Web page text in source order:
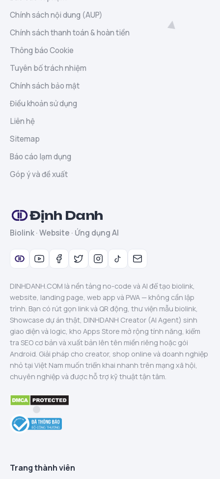
Chính sách nội dung (AUP)
Chính sách thanh toán & hoàn tiền
Thông báo Cookie
Tuyên bố trách nhiệm
Chính sách bảo mật
Điều khoản sử dụng
Liên hệ
Sitemap
Báo cáo lạm dụng
Góp ý và đề xuất
Định Danh
Biolink · Website · Ứng dụng AI
DINHDANH.COM là nền tảng no-code và AI để tạo biolink,
website, landing page, web app và PWA — không cần lập
trình. Bạn có rút gọn link và QR động, thư viện mẫu biolink,
Showcase dự án thật, DINHDANH Creator (AI Agent) sinh
giao diện và logic, kho Apps Store mở rộng tính năng, kiểm
tra SEO cơ bản và xuất bản lên tên miền riêng hoặc gói
Android. Giải pháp cho creator, shop online và doanh nghiệp
nhỏ tại Việt Nam muốn triển khai nhanh trên mạng xã hội,
chuyên nghiệp và được hỗ trợ kỹ thuật tận tâm.
Trang thành viên